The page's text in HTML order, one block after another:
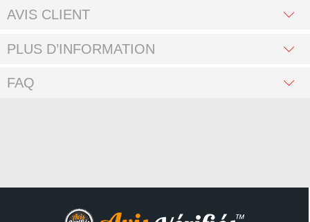
AVIS CLIENT
PLUS D’INFORMATION
FAQ